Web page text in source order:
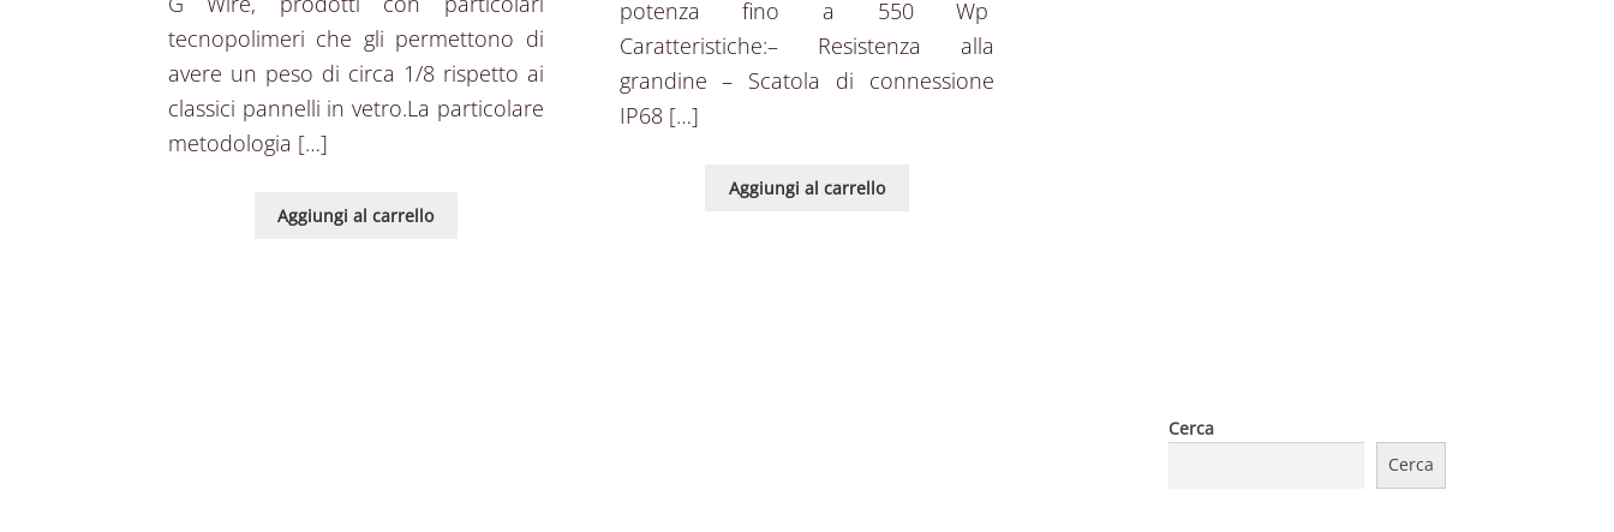
tecnopolimeri che gli permettono di
avere un peso di circa 1/8 rispetto ai
classici pannelli in vetro.La particolare
metodologia […]
Aggiungi al carrello
potenza fino a 550 Wp
Caratteristiche:– Resistenza alla
grandine – Scatola di connessione
IP68 […]
Aggiungi al carrello
Cerca
Cerca